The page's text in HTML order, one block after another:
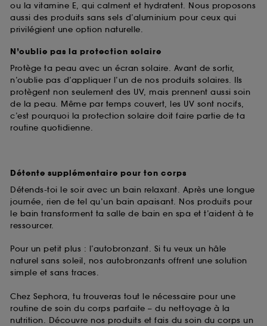
ou la vitamine E, qui calment et hydratent. Nous proposons
aussi des produits sans sels d’aluminium pour ceux qui
privilégient une option naturelle.
N’oublie pas la protection solaire
Protège ta peau avec un écran solaire. Avant de sortir,
n’oublie pas d’appliquer l’un de nos produits solaires. Ils
protègent non seulement des UV, mais prennent aussi soin
de la peau. Même par temps couvert, les UV sont nocifs,
c’est pourquoi la protection solaire doit faire partie de ta
routine quotidienne.
Détente supplémentaire pour ton corps
Détends-toi le soir avec un bain relaxant. Après une longue
journée, rien de tel qu’un bain apaisant. Nos produits pour
le bain transforment ta salle de bain en spa et t’aident à te
ressourcer.
Pour un petit plus : l’autobronzant. Si tu veux un hâle
naturel sans soleil, nos autobronzants offrent une solution
simple et sans traces.
Chez Sephora, tu trouveras tout le nécessaire pour une
routine de soin du corps parfaite – du nettoyage à la
nutrition. Découvre nos produits et fais du soin du corps un